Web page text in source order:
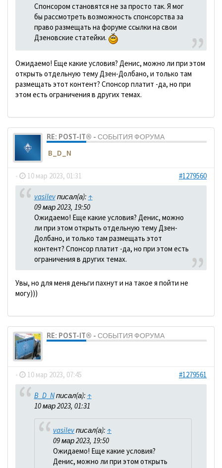
Спонсором становятся не за просто так. Я мог
бы рассмотреть возможность спонсорства за
право размещать на форуме ссылки на свои
Дзеновские статейки.
Ожидаемо! Еще какие условия? Денис, можно ли при этом
открыть отдельную тему Дзен-Долбано, и только там
размещать этот контент? Спонсор платит -да, но при
этом есть ограничения в других темах.
RE: POST-IT® - СОБЫТИЯ ФОРУМА
B_D_N
- 10 мар 2023, 01:31 #1279560
vasilevписал(а): ↑
09 мар 2023, 19:50
Ожидаемо! Еще какие условия? Денис, можно
ли при этом открыть отдельную тему Дзен-
Долбано, и только там размещать этот
контент? Спонсор платит -да, но при этом есть
ограничения в других темах.
Увы, но для меня деньги пахнут и на такое я пойти не
могу)))
RE: POST-IT® - СОБЫТИЯ ФОРУМА
- 10 мар 2023, 07:45 #1279561
B_D_Nписал(а): ↑
10 мар 2023, 01:31
vasilevписал(а): ↑
09 мар 2023, 19:50
Ожидаемо! Еще какие условия?
Денис, можно ли при этом открыть